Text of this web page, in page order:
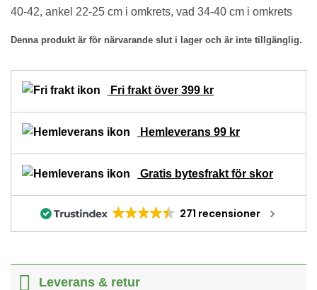
40-42, ankel 22-25 cm i omkrets, vad 34-40 cm i omkrets
Denna produkt är för närvarande slut i lager och är inte tillgänglig.
Fri frakt över 399 kr
Hemleverans 99 kr
Gratis bytesfrakt för skor
271 recensioner
Leverans & retur